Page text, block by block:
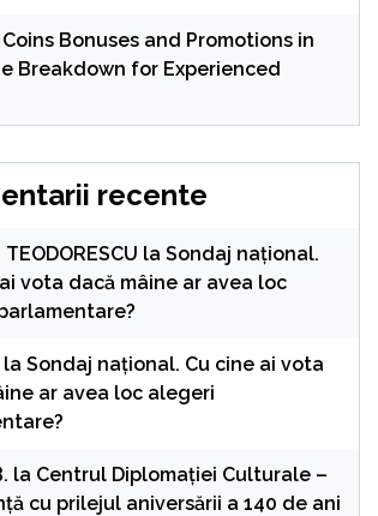
Bonuses and Promotions in
Breakdown for Experienced
recente
la Sondaj național.
vota dacă mâine ar avea loc
la Sondaj național. Cu cine ai vota
ar avea loc alegeri
la Centrul Diplomației Culturale –
cu prilejul aniversării a 140 de ani